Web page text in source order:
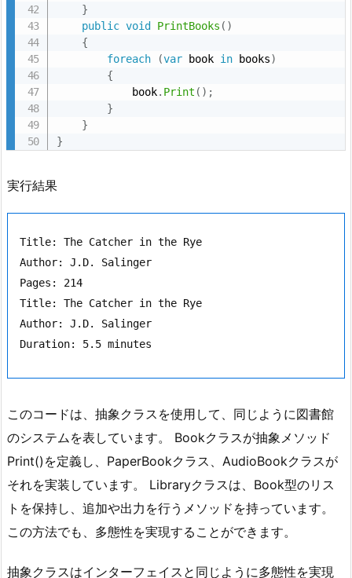
r
S
m
で、
実
際
の
B
o
k,
a
p
e
r
B
k,
}
public void PrintBooks ( )
{
foreach
(var book in books)
{
            book
. Print ( ) ;
}
}
}
実行結果
Title: The Catcher in the Rye
Author: J.D. Salinger
Pages: 214
Title: The Catcher in the Rye
Author: J.D. Salinger
このコードは、抽象クラスを使用して、同じように図書館
のシステムを表しています。 Bookクラスが抽象メソッド
Print()を定義し、PaperBookクラス、AudioBookクラスが
それを実装しています。 Libraryクラスは、Book型のリス
トを保持し、追加や出力を行うメソッドを持っています。
この方法でも、多態性を実現することができます。
抽象クラスはインターフェイスと同じように多態性を実現